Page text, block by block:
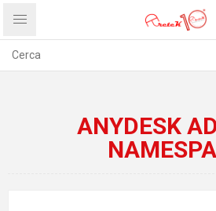
PRIVACY
ANYDESK